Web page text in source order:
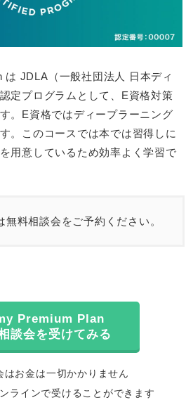
JDLA（一般社団法人 日本ディ
定プログラムとして、E資格対策
。E資格ではディープラーニング
。このコースでは本では習得しに
用意しているため効率よく学習で
無料相談会をご予約ください。
Premium Plan
談会を受けてみる
お金は一切かかりません
ラインで受けることができます